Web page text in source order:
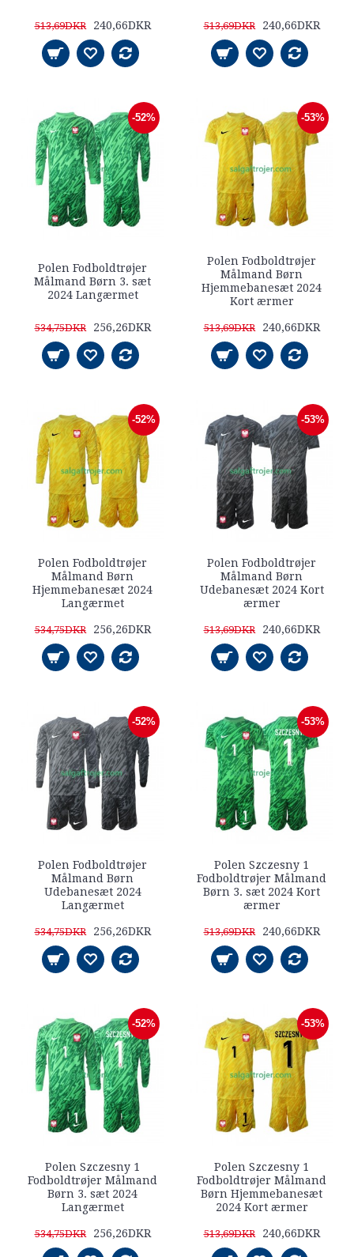
513,69DKR 240,66DKR 513,69DKR 240,66DKR
-52%
Polen Fodboldtrøjer
Målmand Børn 3. sæt
2024 Langærmet
534,75DKR 256,26DKR
-53%
Polen Fodboldtrøjer
Målmand Børn
Hjemmebanesæt 2024
Kort ærmer
513,69DKR 240,66DKR
-52%
Polen Fodboldtrøjer
Målmand Børn
Hjemmebanesæt 2024
Langærmet
534,75DKR 256,26DKR
-53%
Polen Fodboldtrøjer
Målmand Børn
Udebanesæt 2024 Kort
ærmer
513,69DKR 240,66DKR
-52%
Polen Fodboldtrøjer
Målmand Børn
Udebanesæt 2024
Langærmet
534,75DKR 256,26DKR
-53%
Polen Szczesny 1
Fodboldtrøjer Målmand
Børn 3. sæt 2024 Kort
ærmer
513,69DKR 240,66DKR
-52%
Polen Szczesny 1
Fodboldtrøjer Målmand
Børn 3. sæt 2024
Langærmet
534,75DKR 256,26DKR
-53%
Polen Szczesny 1
Fodboldtrøjer Målmand
Børn Hjemmebanesæt
2024 Kort ærmer
513,69DKR 240,66DKR